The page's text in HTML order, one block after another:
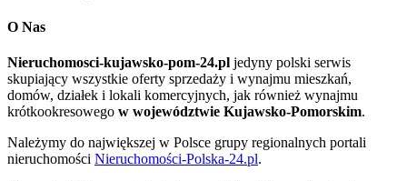
O Nas
Nieruchomosci-kujawsko-pom-24.pl jedyny polski serwis
skupiający wszystkie oferty sprzedaży i wynajmu mieszkań,
domów, działek i lokali komercyjnych, jak również wynajmu
krótkookresowego w województwie Kujawsko-Pomorskim.
Należymy do największej w Polsce grupy regionalnych portali
nieruchomości Nieruchomości-Polska-24.pl.